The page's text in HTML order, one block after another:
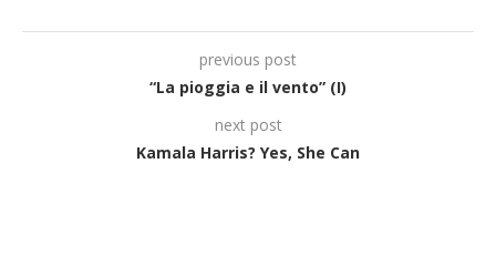
previous post
“La pioggia e il vento” (I)
next post
Kamala Harris? Yes, She Can